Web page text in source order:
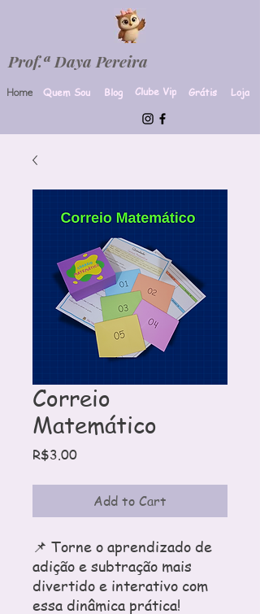
Home Loja
Clube Vip
Quem Sou Grátis
Blog
Prof.ª Daya Pereira
Correio
Matemático
R$3.00Price
Add to Cart
📌 Torne o aprendizado de
adição e subtração mais
divertido e interativo com
essa dinâmica prática!